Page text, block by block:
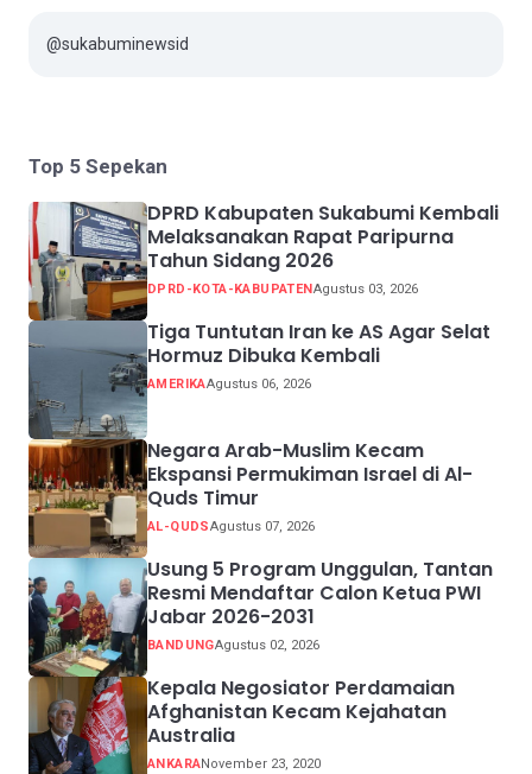
@sukabuminewsid
Top 5 Sepekan
DPRD Kabupaten Sukabumi Kembali
Melaksanakan Rapat Paripurna
Tahun Sidang 2026
DPRD-KOTA-KABUPATEN Agustus 03, 2026
Tiga Tuntutan Iran ke AS Agar Selat
Hormuz Dibuka Kembali
AMERIKAAgustus 06, 2026
Negara Arab-Muslim Kecam
Ekspansi Permukiman Israel di Al-
Quds Timur
AL-QUDSAgustus 07, 2026
Usung 5 Program Unggulan, Tantan
Resmi Mendaftar Calon Ketua PWI
Jabar 2026-2031
BANDUNGAgustus 02, 2026
Kepala Negosiator Perdamaian
Afghanistan Kecam Kejahatan
Australia
ANKARANovember 23, 2020